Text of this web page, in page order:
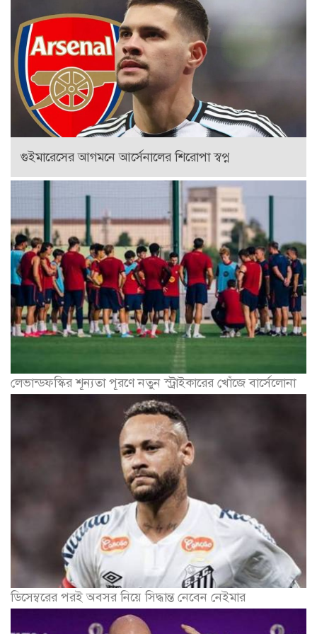
গুইমারেসের আগমনে আর্সেনালের শিরোপা স্বপ্ন
লেভান্ডফস্কির শূন্যতা পূরণে নতুন স্ট্রাইকারের খোঁজে বার্সেলোনা
ডিসেম্বরের পরই অবসর নিয়ে সিদ্ধান্ত নেবেন নেইমার